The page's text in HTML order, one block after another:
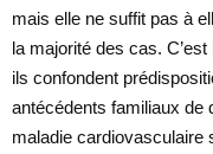
mais elle ne suffit pas à
la majorité des cas.
ils confondent
antécédents familiaux de
maladie cardiovasculaire